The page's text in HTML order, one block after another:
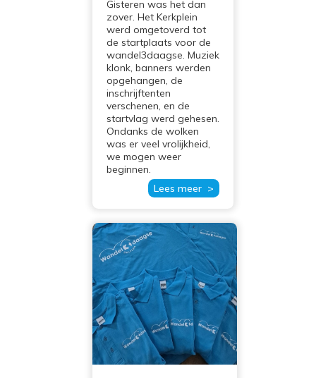
Gisteren was het dan
zover. Het Kerkplein
werd omgetoverd tot
de startplaats voor de
wandel3daagse. Muziek
klonk, banners werden
opgehangen, de
inschrijftenten
verschenen, en de
startvlag werd gehesen.
Ondanks de wolken
was er veel vrolijkheid,
we mogen weer
beginnen.
Lees meer >